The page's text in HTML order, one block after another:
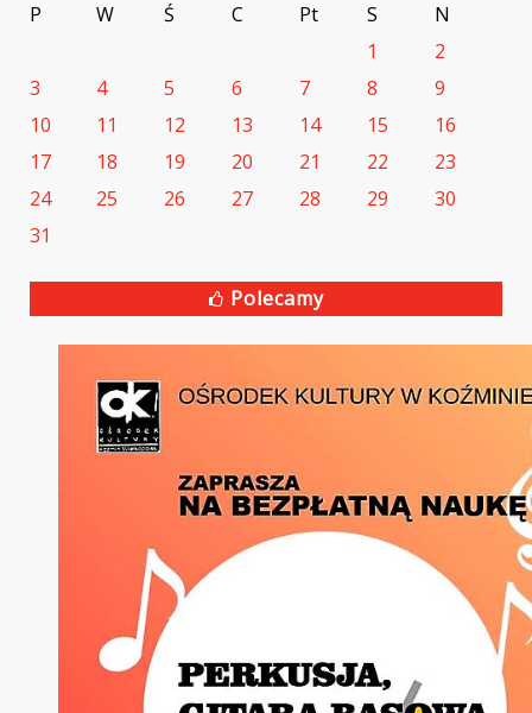
P
W Ś C Pt S
N
1
2
3
4 5 6 7 8
9
10
11 12 13 14 15
16
17
18 19 20 21 22
23
24
25 26 27 28 29
30
31
Polecamy